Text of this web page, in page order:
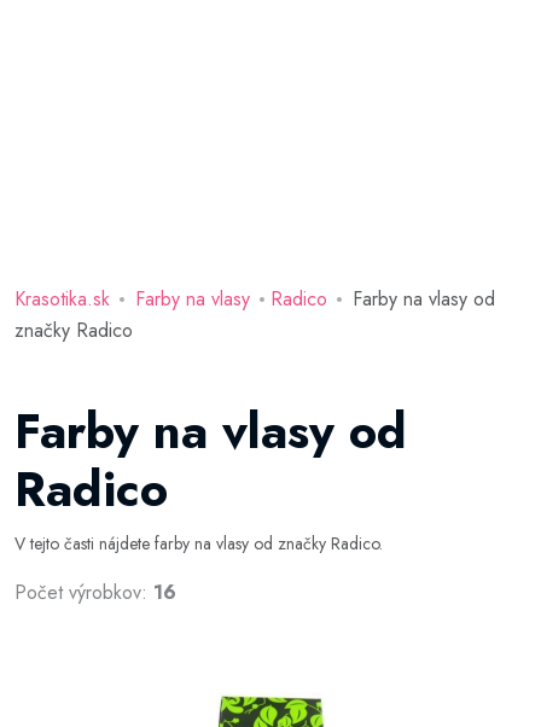
Krasotika.sk Farby na vlasy Radico
Farby na vlasy od
značky Radico
Farby na vlasy od
Radico
V tejto časti nájdete farby na vlasy od značky Radico.
Počet výrobkov: 16